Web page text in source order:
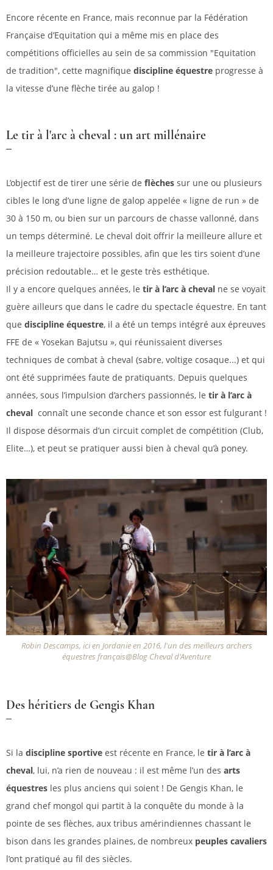
Encore récente en France, mais reconnue par la Fédération
Française d’Equitation qui a même mis en place des
compétitions officielles au sein de sa commission "Equitation
de tradition", cette magnifique discipline équestre progresse à
la vitesse d’une flèche tirée au galop !
Le tir à l'arc à cheval : un art millénaire
L’objectif est de tirer une série de flèches sur une ou plusieurs
cibles le long d’une ligne de galop appelée « ligne de run » de
30 à 150 m, ou bien sur un parcours de chasse vallonné, dans
un temps déterminé. Le cheval doit offrir la meilleure allure et
la meilleure trajectoire possibles, afin que les tirs soient d’une
précision redoutable… et le geste très esthétique.
Il y a encore quelques années, le tir à l’arc à cheval ne se voyait
guère ailleurs que dans le cadre du spectacle équestre. En tant
que discipline équestre, il a été un temps intégré aux épreuves
FFE de « Yosekan Bajutsu », qui réunissaient diverses
techniques de combat à cheval (sabre, voltige cosaque...) et qui
ont été supprimées faute de pratiquants. Depuis quelques
années, sous l’impulsion d’archers passionnés, le tir à l’arc à
cheval connaît une seconde chance et son essor est fulgurant !
Il dispose désormais d’un circuit complet de compétition (Club,
Elite…), et peut se pratiquer aussi bien à cheval qu’à poney.
Robin Descamps, ici en Jordanie en 2016, l'un des meilleurs archers
équestres français@Blog Cheval d'Aventure
Des héritiers de Gengis Khan
Si la discipline sportive est récente en France, le tir à l’arc à
cheval, lui, n’a rien de nouveau : il est même l’un des arts
équestres les plus anciens qui soient ! De Gengis Khan, le
grand chef mongol qui partit à la conquête du monde à la
pointe de ses flèches, aux tribus amérindiennes chassant le
bison dans les grandes plaines, de nombreux peuples cavaliers
l’ont pratiqué au fil des siècles.